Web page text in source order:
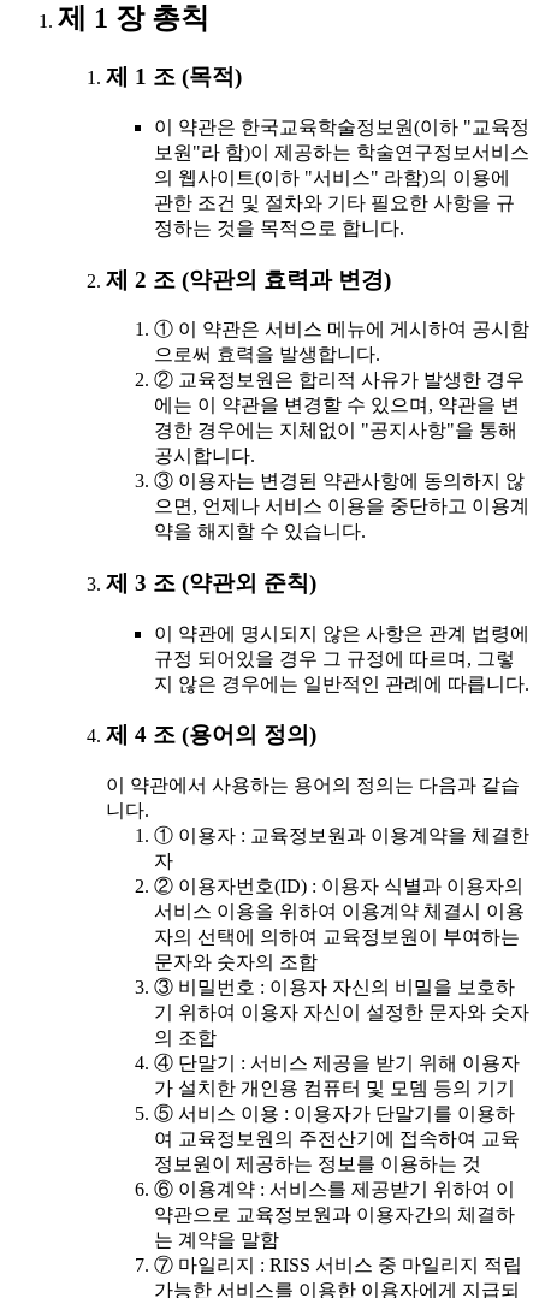
제 1 장 총칙
제 1 조 (목적)
이 약관은 한국교육학술정보원(이하 "교육정
보원"라 함)이 제공하는 학술연구정보서비스
의 웹사이트(이하 "서비스" 라함)의 이용에
관한 조건 및 절차와 기타 필요한 사항을 규
정하는 것을 목적으로 합니다.
제 2 조 (약관의 효력과 변경)
① 이 약관은 서비스 메뉴에 게시하여 공시함
으로써 효력을 발생합니다.
② 교육정보원은 합리적 사유가 발생한 경우
에는 이 약관을 변경할 수 있으며, 약관을 변
경한 경우에는 지체없이 "공지사항"을 통해
공시합니다.
③ 이용자는 변경된 약관사항에 동의하지 않
으면, 언제나 서비스 이용을 중단하고 이용계
약을 해지할 수 있습니다.
제 3 조 (약관외 준칙)
이 약관에 명시되지 않은 사항은 관계 법령에
규정 되어있을 경우 그 규정에 따르며, 그렇
지 않은 경우에는 일반적인 관례에 따릅니다.
제 4 조 (용어의 정의)
이 약관에서 사용하는 용어의 정의는 다음과 같습
니다.
① 이용자 : 교육정보원과 이용계약을 체결한
자
② 이용자번호(ID) : 이용자 식별과 이용자의
서비스 이용을 위하여 이용계약 체결시 이용
자의 선택에 의하여 교육정보원이 부여하는
문자와 숫자의 조합
③ 비밀번호 : 이용자 자신의 비밀을 보호하
기 위하여 이용자 자신이 설정한 문자와 숫자
의 조합
④ 단말기 : 서비스 제공을 받기 위해 이용자
가 설치한 개인용 컴퓨터 및 모뎀 등의 기기
⑤ 서비스 이용 : 이용자가 단말기를 이용하
여 교육정보원의 주전산기에 접속하여 교육
정보원이 제공하는 정보를 이용하는 것
⑥ 이용계약 : 서비스를 제공받기 위하여 이
약관으로 교육정보원과 이용자간의 체결하
는 계약을 말함
⑦ 마일리지 : RISS 서비스 중 마일리지 적립
가능한 서비스를 이용한 이용자에게 지급되